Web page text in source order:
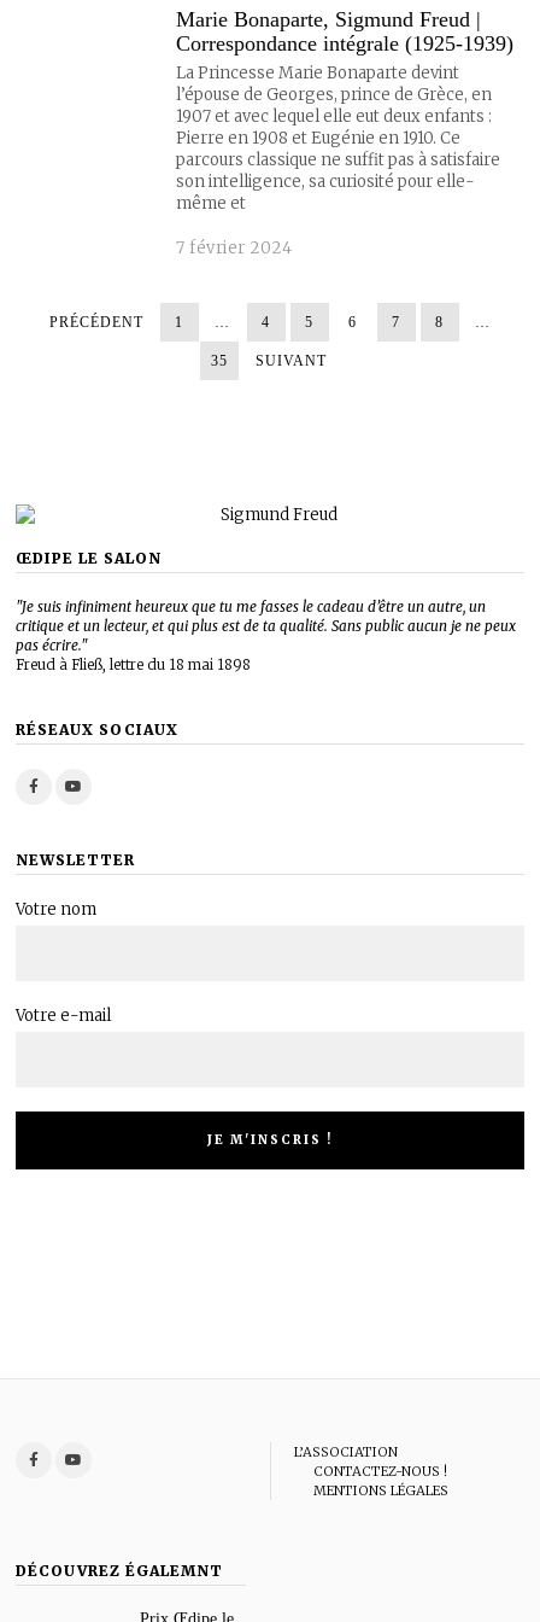
Marie Bonaparte, Sigmund Freud |
Correspondance intégrale (1925-1939)
La Princesse Marie Bonaparte devint
l’épouse de Georges, prince de Grèce, en
1907 et avec lequel elle eut deux enfants :
Pierre en 1908 et Eugénie en 1910. Ce
parcours classique ne suffit pas à satisfaire
son intelligence, sa curiosité pour elle-
même et
7 février 2024
PRÉCÉDENT 1 … 4 5 6 7 8 …
35 SUIVANT
ŒDIPE LE SALON
"Je suis infiniment heureux que tu me fasses le cadeau d’être un autre, un
critique et un lecteur, et qui plus est de ta qualité. Sans public aucun je ne peux
pas écrire."
Freud à Fließ, lettre du 18 mai 1898
RÉSEAUX SOCIAUX
NEWSLETTER
Votre nom
Votre e-mail
L’ASSOCIATION
CONTACTEZ-NOUS !
MENTIONS LÉGALES
DÉCOUVREZ ÉGALEMNT
Prix Œdipe le